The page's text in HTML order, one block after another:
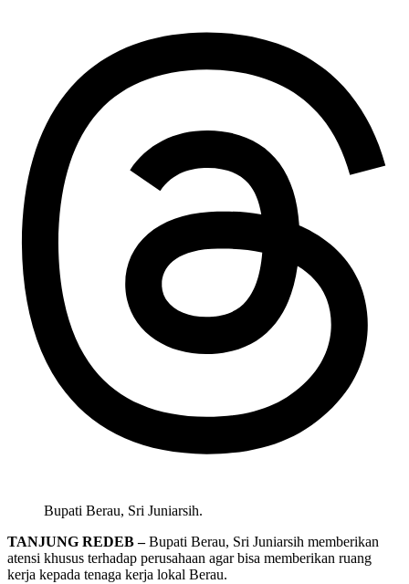
Bupati Berau, Sri Juniarsih.
TANJUNG REDEB –Bupati Berau, Sri Juniarsih memberikan
atensi khusus terhadap perusahaan agar bisa memberikan ruang
kerja kepada tenaga kerja lokal Berau.